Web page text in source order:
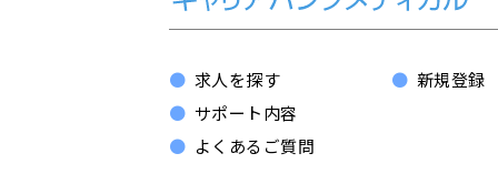
求人を探す
サポート内容
よくあるご質問
新規登録